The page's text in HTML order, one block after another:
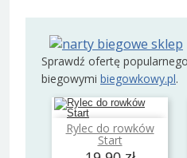
Sprawdź ofertę
biegowymi biegowkowy.pl.
Rylec do rowków
Start
Dodaj do koszyka